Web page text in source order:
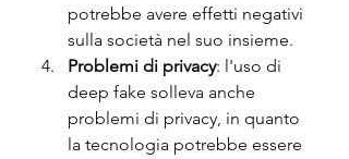
potrebbe avere effetti negativi
sulla società nel suo insieme.
Problemi di privacy: l'uso di
deep fake solleva anche
problemi di privacy, in quanto
la tecnologia potrebbe essere